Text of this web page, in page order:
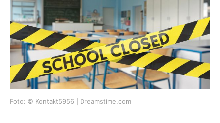
Foto: © Kontakt5956 | Dreamstime.com